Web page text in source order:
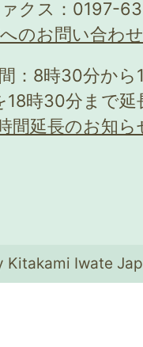
ァクス：0197-
のお問い合わ
：8時30分か
18時30分まで
間延長のお知ら
Iwate